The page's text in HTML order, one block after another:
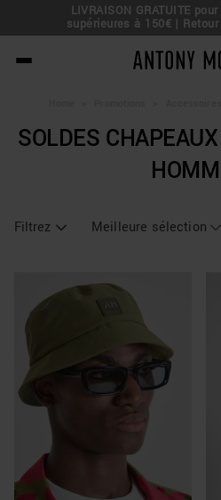
LIVRAISON GRATUITE
supérieures à 150€ |
Antony
SOLDES
Filtrez Meilleure sélection